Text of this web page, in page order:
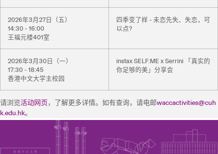
2026年3月27日（五）
14:30 - 16:00
王福元楼401室
四季变了样 - 未恋先失、失恋，可
以点?
2026年3月30日（一）
17:30 - 18:45
香港中文大学主校园
instax SELF:ME x Serrini 「真实的
你足够的美」分享会
请浏览活动网页，了解更多详情。如有查询，请电邮waccactivities@cuh
k.edu.hk。